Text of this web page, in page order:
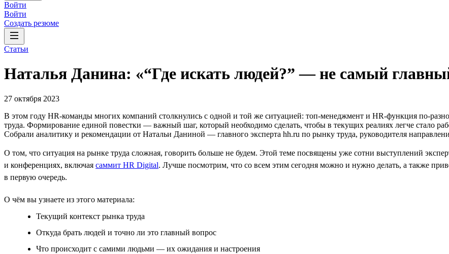
Войти
Войти
Создать резюме
Статьи
Наталья Данина: «“Где искать людей?” — не самый
27 октября 2023
В этом году HR-команды многих компаний столкнулись с одной и той же ситуацией: топ-менеджмент и HR-функция по-
труда. Формирование единой повестки — важный шаг, который необходимо сделать, чтобы в текущих реалиях легче стало
Собрали аналитику и рекомендации от Натальи Даниной — главного эксперта hh.ru по рынку труда, руководителя
О том, что ситуация на рынке труда сложная, говорить больше не будем. Этой теме посвящены уже сотни выступлений
и конференциях, включая саммит HR Digital. Лучше посмотрим, что со всем этим сегодня можно и нужно делать, а также
в первую очередь.
О чём вы узнаете из этого материала:
Текущий контекст рынка труда
Откуда брать людей и точно ли это главный вопрос
Что происходит с самими людьми — их ожидания и настроения